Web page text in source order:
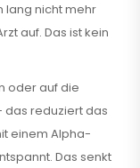
lang nicht mehr
auf. Das ist kein
oder auf die
das reduziert das
einem Alpha-
Das senkt